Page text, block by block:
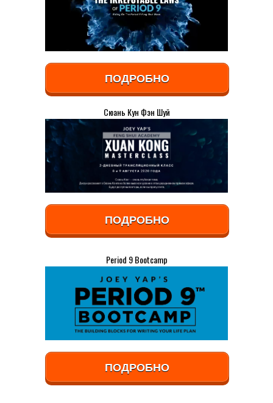
ПОДРОБНО
Сюань Кун Фэн Шуй
ПОДРОБНО
Period 9 Bootcamp
ПОДРОБНО